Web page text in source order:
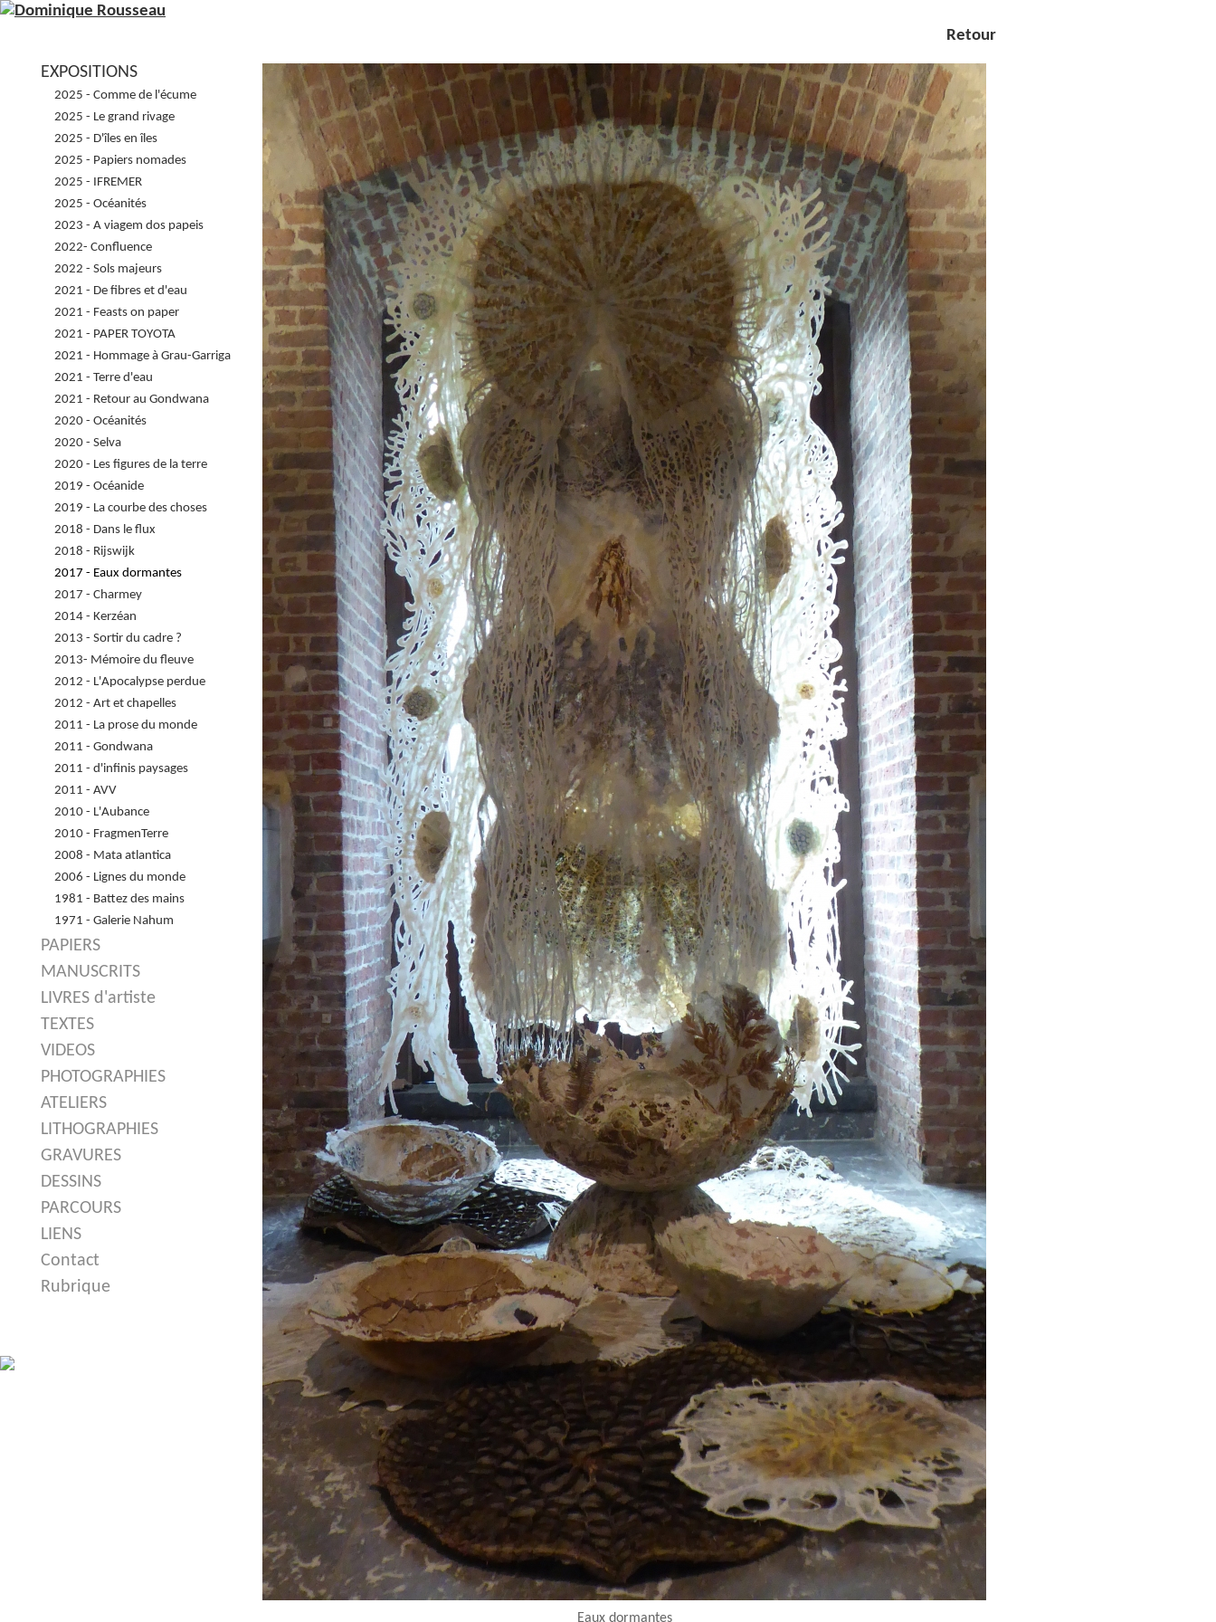
EXPOSITIONS
2025 - Comme de l'écume
2025 - Le grand rivage
2025 - D'îles en îles
2025 - Papiers nomades
2025 - IFREMER
2025 - Océanités
2023 - A viagem dos papeis
2022- Confluence
2022 - Sols majeurs
2021 - De fibres et d'eau
2021 - Feasts on paper
2021 - PAPER TOYOTA
2021 - Hommage à Grau-Garriga
2021 - Terre d'eau
2021 - Retour au Gondwana
2020 - Océanités
2020 - Selva
2020 - Les figures de la terre
2019 - Océanide
2019 - La courbe des choses
2018 - Dans le flux
2018 - Rijswijk
2017 - Eaux dormantes
2017 - Charmey
2014 - Kerzéan
2013 - Sortir du cadre ?
2013- Mémoire du fleuve
2012 - L'Apocalypse perdue
2012 - Art et chapelles
2011 - La prose du monde
2011 - Gondwana
2011 - d'infinis paysages
2011 - AVV
2010 - L'Aubance
2010 - FragmenTerre
2008 - Mata atlantica
2006 - Lignes du monde
1981 - Battez des mains
1971 - Galerie Nahum
PAPIERS
MANUSCRITS
LIVRES d'artiste
TEXTES
VIDEOS
PHOTOGRAPHIES
ATELIERS
LITHOGRAPHIES
GRAVURES
DESSINS
PARCOURS
LIENS
Contact
Rubrique
Retour
Eaux dormantes